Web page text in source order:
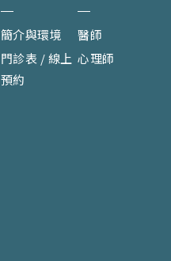
簡介與環境
門診表 / 線上
預約
醫師
心理師